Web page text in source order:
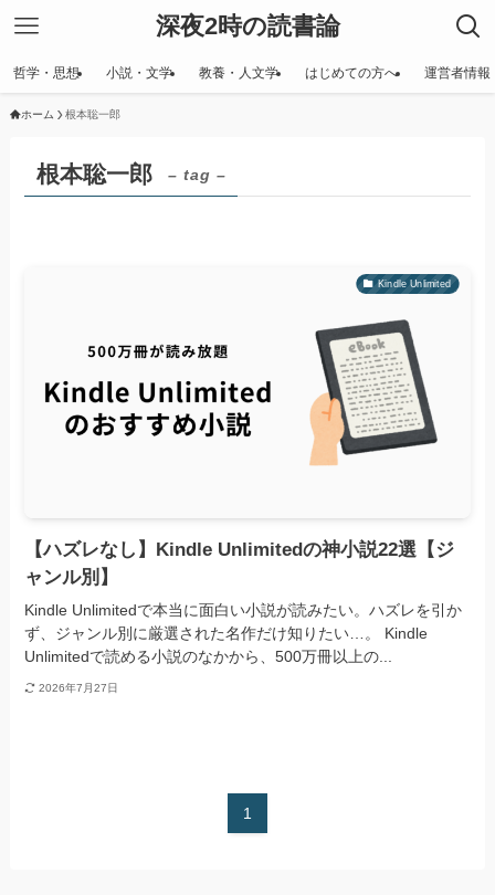
深夜2時の読書論
哲学・思想 小説・文学 教養・人文学 はじめての方へ 運営者情報
ホーム 根本聡一郎
根本聡一郎 – tag –
Kindle Unlimited
【ハズレなし】Kindle Unlimitedの神小説22選【ジ
ャンル別】
Kindle Unlimitedで本当に面白い小説が読みたい。ハズレを引か
ず、ジャンル別に厳選された名作だけ知りたい…。 Kindle
Unlimitedで読める小説のなかから、500万冊以上の...
2026年7月27日
1